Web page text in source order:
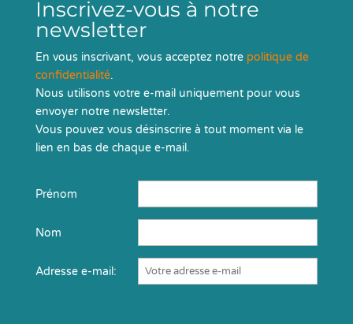
Inscrivez-vous à notre
newsletter
En vous inscrivant, vous acceptez notre politique de
confidentialité.
Nous utilisons votre e-mail uniquement pour vous
envoyer notre newsletter.
Vous pouvez vous désinscrire à tout moment via le
lien en bas de chaque e-mail.
Prénom
Nom
Adresse e-mail: